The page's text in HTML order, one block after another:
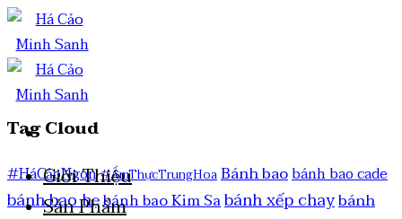
Giới Thiệu
Sản Phẩm
Tag Cloud
#HáCảoNgon#ẨmThựcTrungHoaBánh baobánh bao cade
bánh bao hẹbánh bao Kim Sabánh xếp chaybánh